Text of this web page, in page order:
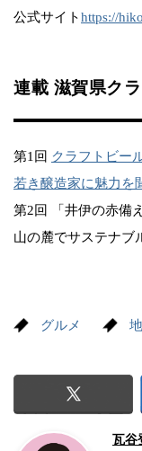
公式サイトhttps://
連載 滋賀県ク
第1回 クラフトビー
若き醸造家に魅力を
第2回 「井伊の赤備
山の麓でサステナブ
グルメ
瓦谷